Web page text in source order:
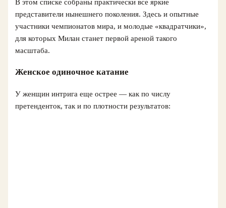
В этом списке собраны практически все яркие
представители нынешнего поколения. Здесь и опытные
участники чемпионатов мира, и молодые «квадратчики»,
для которых Милан станет первой ареной такого
масштаба.
Женское одиночное катание
У женщин интрига еще острее — как по числу
претенденток, так и по плотности результатов: